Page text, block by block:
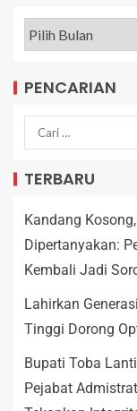
PENCARIAN
TERBARU
Kandang
Dipertanyakan:
Kembali Jadi
Lahirkan
Tinggi Dorong
Bupati Toba
Pejabat